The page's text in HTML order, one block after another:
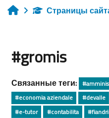
ГлавнаяСтраницы
#gromis
Связанные теги:
#economia aziendale
#devalle
#e-tutor
#contabilita